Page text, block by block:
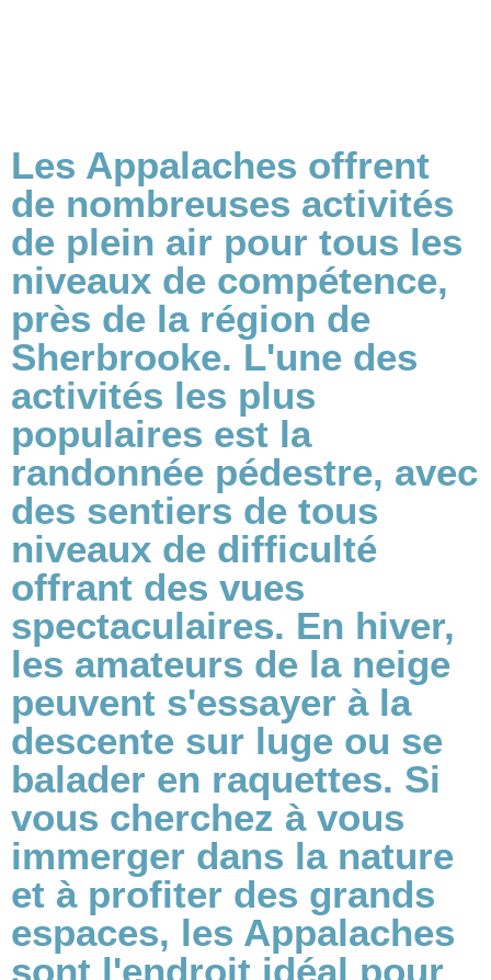
Les Appalaches offrent
de nombreuses activités
de plein air pour tous les
niveaux de compétence,
près de la région de
Sherbrooke. L'une des
activités les plus
populaires est la
randonnée pédestre, avec
des sentiers de tous
niveaux de difficulté
offrant des vues
spectaculaires. En hiver,
les amateurs de la neige
peuvent s'essayer à la
descente sur luge ou se
balader en raquettes. Si
vous cherchez à vous
immerger dans la nature
et à profiter des grands
espaces, les Appalaches
sont l'endroit idéal pour